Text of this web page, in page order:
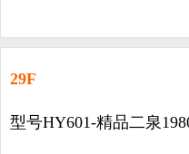
29F
型号HY601-精品二泉